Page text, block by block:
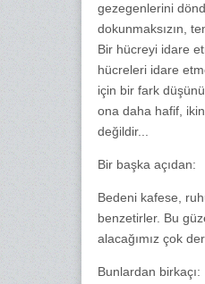
gezegenlerini
dokunmaksızın,
Bir hücreyi idare
hücreleri idare
için bir fark
ona daha hafif,
değildir...
Bir başka açıdan:
Bedeni kafese,
benzetirler. Bu
alacağımız çok
Bunlardan birkaçı: